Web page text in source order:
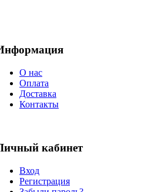
О нас
Оплата
Доставка
Контакты
кабинет
Вход
Регистрация